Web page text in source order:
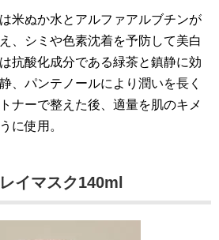
米ぬか水とアルファアルブチンが
、シミや色素沈着を予防して美白
抗酸化成分である緑茶と鎮静に効
、パンテノールにより潤いを長く
ナーで整えた後、適量を肌のキメ
に使用。
イマスク140ml